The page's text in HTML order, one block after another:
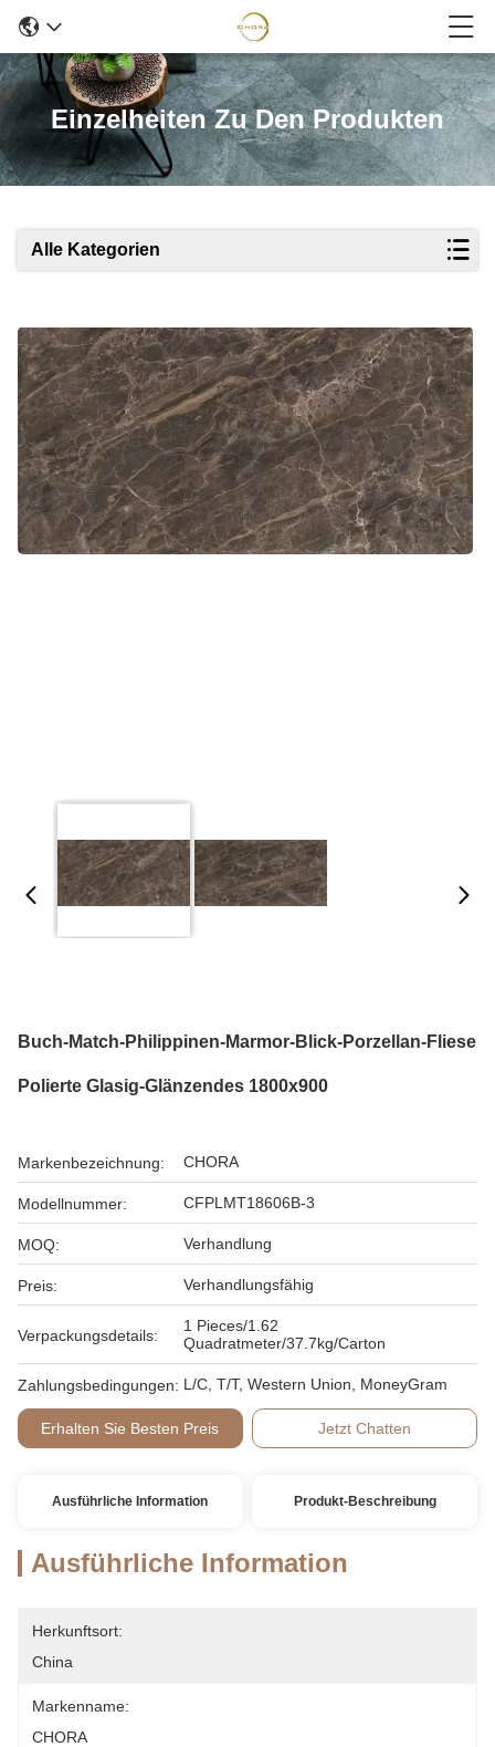
Einzelheiten Zu Den Produkten
Alle Kategorien
Buch-Match-Philippinen-Marmor-Blick-Porzellan-Fliese
Polierte Glasig-Glänzendes 1800x900
Markenbezeichnung: CHORA
Modellnummer: CFPLMT18606B-3
MOQ: Verhandlung
Preis: Verhandlungsfähig
Verpackungsdetails:
1 Pieces/1.62
Quadratmeter/37.7kg/Carton
Zahlungsbedingungen: L/C, T/T, Western Union, MoneyGram
Erhalten Sie Besten Preis Jetzt Chatten
Ausführliche Information Produkt-Beschreibung
Ausführliche Information
Herkunftsort:
China
Markenname:
CHORA